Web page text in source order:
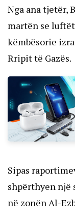
Nga ana tjetër,
martën se
këmbësorie
Rripit të Gazës.
Sipas
shpërthyen një
në zonën Al-